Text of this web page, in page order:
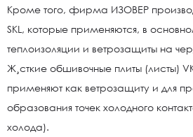
Кроме того, фирма ИЗОВЕР
SKL, которые применяются, в
теплоизоляции и ветрозащиты на
Ж¸сткие обшивочные плиты (листы)
применяют как ветрозащиту и для
образования точек холодного
холода).